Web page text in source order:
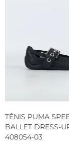
TÊNIS PUMA
BALLET DRESS-
408054-03